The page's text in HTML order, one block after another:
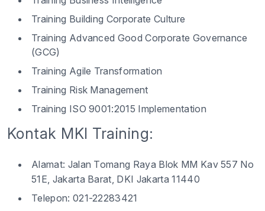
Training Building Corporate Culture
Training Advanced Good Corporate Governance
(GCG)
Training Agile Transformation
Training Risk Management
Training ISO 9001:2015 Implementation
Kontak MKI Training:
Alamat: Jalan Tomang Raya Blok MM Kav 557 No
51E, Jakarta Barat, DKI Jakarta 11440
Telepon: 021-22283421